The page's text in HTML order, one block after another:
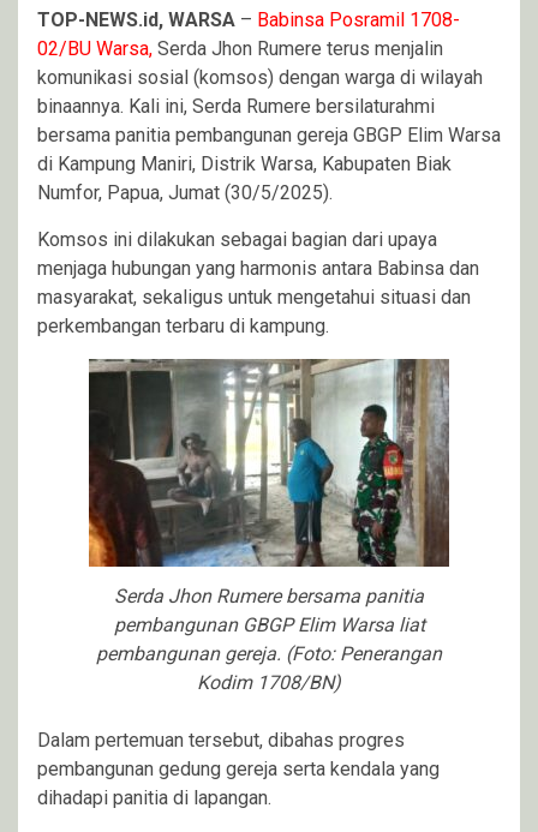
TOP-NEWS.id, WARSA – Babinsa Posramil 1708-
02/BU Warsa, Serda Jhon Rumere terus menjalin
komunikasi sosial (komsos) dengan warga di wilayah
binaannya. Kali ini, Serda Rumere bersilaturahmi
bersama panitia pembangunan gereja GBGP Elim Warsa
di Kampung Maniri, Distrik Warsa, Kabupaten Biak
Numfor, Papua, Jumat (30/5/2025).
Komsos ini dilakukan sebagai bagian dari upaya
menjaga hubungan yang harmonis antara Babinsa dan
masyarakat, sekaligus untuk mengetahui situasi dan
perkembangan terbaru di kampung.
Serda Jhon Rumere bersama panitia
pembangunan GBGP Elim Warsa liat
pembangunan gereja. (Foto: Penerangan
Kodim 1708/BN)
Dalam pertemuan tersebut, dibahas progres
pembangunan gedung gereja serta kendala yang
dihadapi panitia di lapangan.